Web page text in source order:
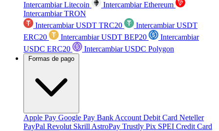
Intercambiar Litecoin
Intercambiar Ethereum
Intercambiar TRON
Intercambiar USDT TRC20
Intercambiar USDT
ERC20
Intercambiar USDT BEP20
Intercambiar
USDC ERC20
Intercambiar USDC Polygon
Formas de pago
Apple Pay Google Pay Bank Account Debit Card Neteller
PayPal Revolut Skrill AstroPay Trustly Pix SPEI Credit Card